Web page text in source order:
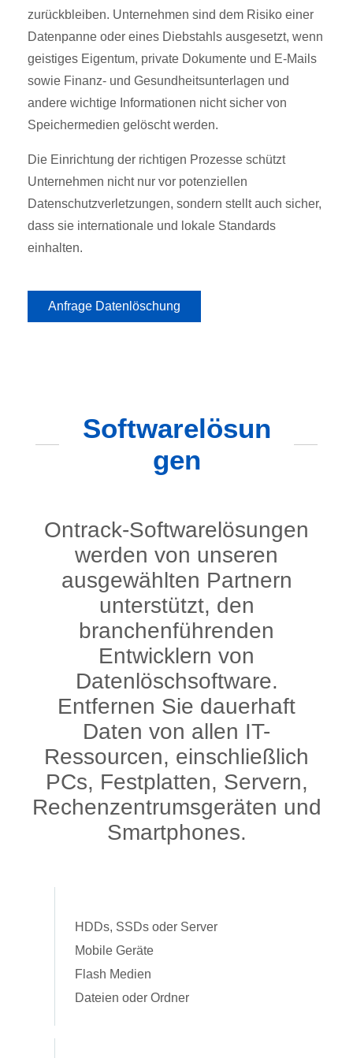
zurückbleiben. Unternehmen sind dem Risiko einer
Datenpanne oder eines Diebstahls ausgesetzt, wenn
geistiges Eigentum, private Dokumente und E-Mails
sowie Finanz- und Gesundheitsunterlagen und
andere wichtige Informationen nicht sicher von
Speichermedien gelöscht werden.
Die Einrichtung der richtigen Prozesse schützt
Unternehmen nicht nur vor potenziellen
Datenschutzverletzungen, sondern stellt auch sicher,
dass sie internationale und lokale Standards
einhalten.
Anfrage Datenlöschung
Softwarelösun
gen
Ontrack-Softwarelösungen
werden von unseren
ausgewählten Partnern
unterstützt, den
branchenführenden
Entwicklern von
Datenlöschsoftware.
Entfernen Sie dauerhaft
Daten von allen IT-
Ressourcen, einschließlich
PCs, Festplatten, Servern,
Rechenzentrumsgeräten und
Smartphones.
HDDs, SSDs oder Server
Mobile Geräte
Flash Medien
Dateien oder Ordner